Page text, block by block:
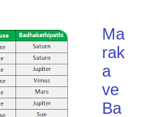
Ma
rak
a
ve
Ba